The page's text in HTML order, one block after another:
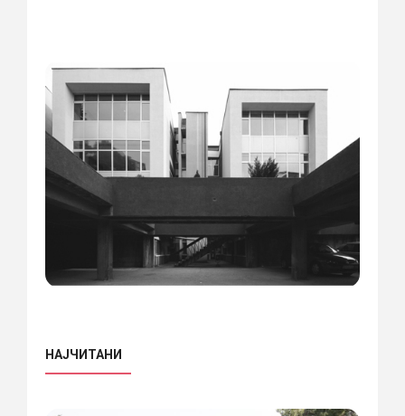
НАЈЧИТАНИ